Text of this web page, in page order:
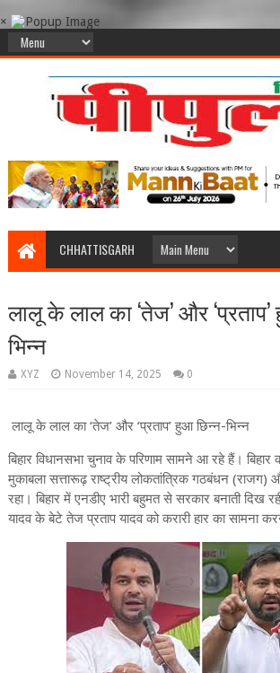
×
CHHATTISGARH
लालू के लाल का ‘तेज’ और
भिन्न
XYZ November 14, 2025 0
लालू के लाल का ‘तेज’ और ‘प्रताप’ हुआ छिन्न-भिन्न
बिहार विधानसभा चुनाव के परिणाम सामने आ रहे हैं।
मुकाबला सत्तारूढ़ राष्ट्रीय लोकतांत्रिक गठबंधन (राजग)
रहा। बिहार में एनडीए भारी बहुमत से सरकार बनाती दिख
यादव के बेटे तेज प्रताप यादव को करारी हार का सामना